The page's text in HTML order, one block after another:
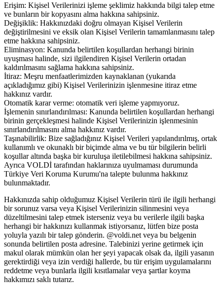
Erişim: Kişisel Verilerinizi işleme şeklimiz hakkında bilgi talep etme
ve bunların bir kopyasını alma hakkına sahipsiniz.
Değişiklik: Hakkınızdaki doğru olmayan Kişisel Verilerin
değiştirilmesini ve eksik olan Kişisel Verilerin tamamlanmasını talep
etme hakkına sahipsiniz.
Eliminasyon: Kanunda belirtilen koşullardan herhangi birinin
uyuşması halinde, sizi ilgilendiren Kişisel Verilerin ortadan
kaldırılmasını sağlama hakkına sahipsiniz.
İtiraz: Meşru menfaatlerimizden kaynaklanan (yukarıda
açıkladığımız gibi) Kişisel Verilerinizin işlenmesine itiraz etme
hakkınız vardır.
Otomatik karar verme: otomatik veri işleme yapmıyoruz.
İşlemenin sınırlandırılması: Kanunda belirtilen koşullardan herhangi
birinin gerçekleşmesi halinde Kişisel Verilerinizin işlenmesinin
sınırlandırılmasını alma hakkınız vardır.
Taşınabilirlik: Bize sağladığınız Kişisel Verileri yapılandırılmış, ortak
kullanımlı ve okunaklı bir biçimde alma ve bu tür bilgilerin belirli
koşullar altında başka bir kuruluşa iletilebilmesi hakkına sahipsiniz.
Ayrıca VOLDİ tarafından haklarınıza uyulmaması durumunda
Türkiye Veri Koruma Kurumu'na talepte bulunma hakkınız
bulunmaktadır.
Hakkınızda sahip olduğumuz Kişisel Verilerin türü ile ilgili herhangi
bir sorunuz varsa veya Kişisel Verilerinizin silinmesini veya
düzeltilmesini talep etmek isterseniz veya bu verilerle ilgili başka
herhangi bir hakkınızı kullanmak istiyorsanız, lütfen bize posta
yoluyla yazılı bir talep gönderin. @voldi.net veya bu belgenin
sonunda belirtilen posta adresine. Talebinizi yerine getirmek için
makul olarak mümkün olan her şeyi yapacak olsak da, ilgili yasanın
gerektirdiği veya izin verdiği hallerde, bu tür erişim uygulamalarını
reddetme veya bunlarla ilgili kısıtlamalar veya şartlar koyma
hakkımızı saklı tutarız.